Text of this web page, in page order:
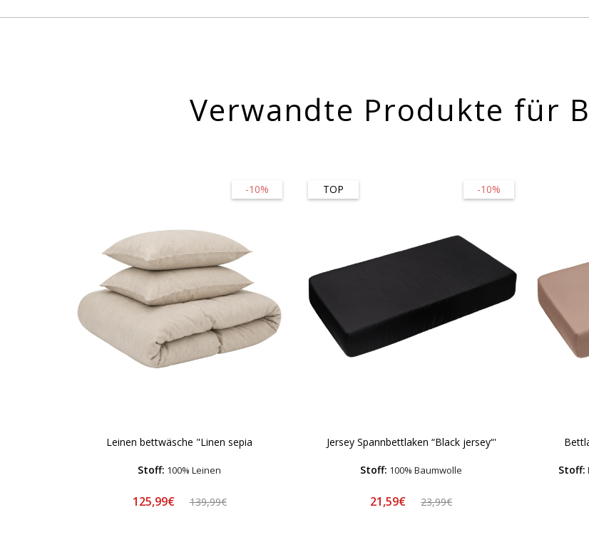
Verwandte Produkte für
-10%
Leinen bettwäsche "Linen sepia
Stoff: 100% Leinen
125,99€ 139,99€
-10%
TOP
Jersey Spannbettlaken “Black jersey“'
Stoff: 100% Baumwolle
21,59€ 23,99€
Stoff: